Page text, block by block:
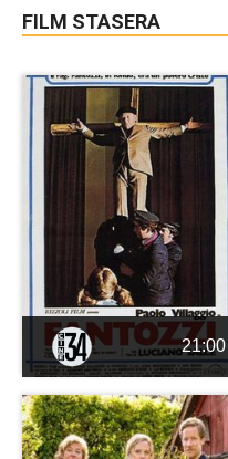
FILM STASERA
21:00